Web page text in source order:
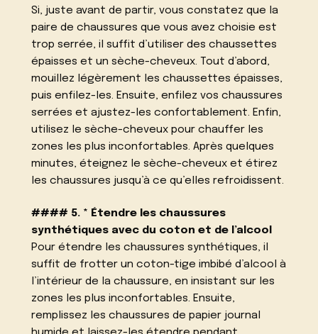
Si, juste avant de partir, vous constatez que la
paire de chaussures que vous avez choisie est
trop serrée, il suffit d’utiliser des chaussettes
épaisses et un sèche-cheveux. Tout d’abord,
mouillez légèrement les chaussettes épaisses,
puis enfilez-les. Ensuite, enfilez vos chaussures
serrées et ajustez-les confortablement. Enfin,
utilisez le sèche-cheveux pour chauffer les
zones les plus inconfortables. Après quelques
minutes, éteignez le sèche-cheveux et étirez
les chaussures jusqu’à ce qu’elles refroidissent.
#### 5. * Étendre les chaussures
synthétiques avec du coton et de l’alcool
Pour étendre les chaussures synthétiques, il
suffit de frotter un coton-tige imbibé d’alcool à
l’intérieur de la chaussure, en insistant sur les
zones les plus inconfortables. Ensuite,
remplissez les chaussures de papier journal